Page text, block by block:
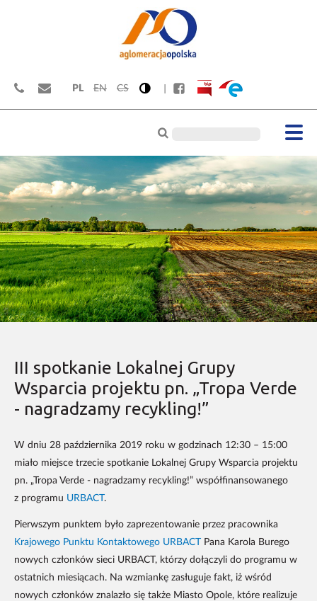
PL EN CS
III spotkanie Lokalnej Grupy
Wsparcia projektu pn. „Tropa Verde
- nagradzamy recykling!”
W dniu 28 października 2019 roku w godzinach 12:30 – 15:00
miało miejsce trzecie spotkanie Lokalnej Grupy Wsparcia projektu
pn. „Tropa Verde - nagradzamy recykling!” współfinansowanego
z programu URBACT.
Pierwszym punktem było zaprezentowanie przez pracownika
Krajowego Punktu Kontaktowego URBACT Pana Karola Burego
nowych członków sieci URBACT, którzy dołączyli do programu w
ostatnich miesiącach. Na wzmiankę zasługuje fakt, iż wśród
nowych członków znalazło się także Miasto Opole, które realizuje